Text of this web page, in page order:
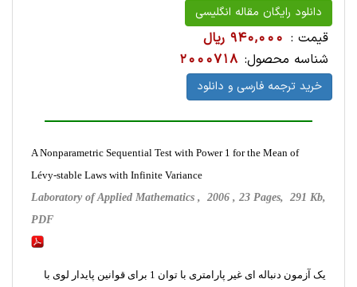
دانلود رایگان مقاله انگلیسی
قیمت : 940,000 ریال
شناسه محصول: 2000718
خرید ترجمه فارسی و دانلود
A Nonparametric Sequential Test with Power 1 for the Mean of
Lévy-stable Laws with Infinite Variance
Laboratory of Applied Mathematics , 2006 , 23 Pages, 291 Kb,
PDF
یک آزمون دنباله ای غیر پارامتری با توان 1 برای قوانین پایدار لوی با